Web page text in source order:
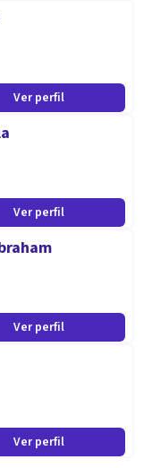
Ver perfil
Ver perfil
Ver perfil
Ver perfil